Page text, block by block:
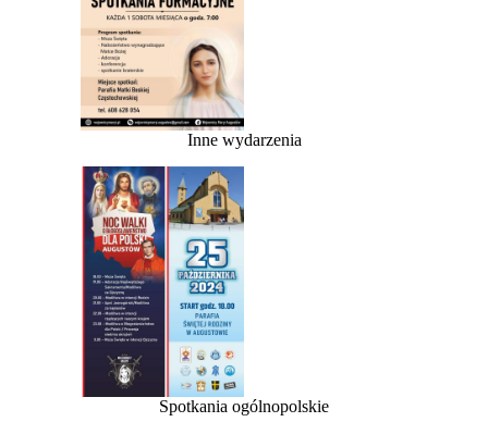
Inne wydarzenia
Spotkania ogólnopolskie